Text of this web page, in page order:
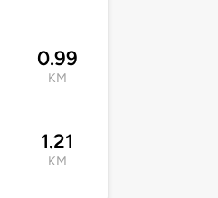
0.99
KM
1.21
KM